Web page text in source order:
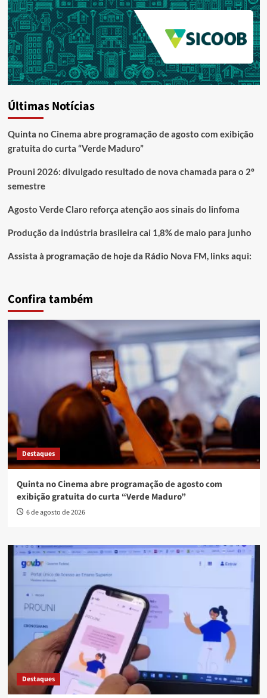
Últimas Notícias
Quinta no Cinema abre programação de agosto com exibição
gratuita do curta “Verde Maduro”
Prouni 2026: divulgado resultado de nova chamada para o 2º
semestre
Agosto Verde Claro reforça atenção aos sinais do linfoma
Produção da indústria brasileira cai 1,8% de maio para junho
Assista à programação de hoje da Rádio Nova FM, links aqui:
Confira também
Destaques
Quinta no Cinema abre programação de agosto com
exibição gratuita do curta “Verde Maduro”
6 de agosto de 2026
Destaques